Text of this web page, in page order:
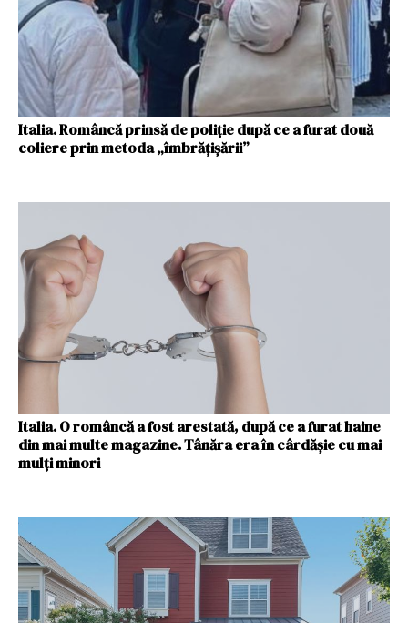
Italia. Româncă prinsă de poliție după ce a furat două
coliere prin metoda „îmbrățișării”
Italia. O româncă a fost arestată, după ce a furat haine
din mai multe magazine. Tânăra era în cârdășie cu mai
mulți minori